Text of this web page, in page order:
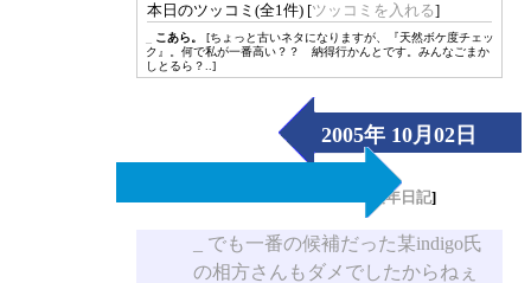
本日のツッコミ(全1件) [ツッコミを入れる]
こあら。
[ちょっと古いネタになりますが、『天然ボケ度チェッ
ク』。何で私が一番高い？？ 納得行かんとです。みんなごまか
しとるら？..]
2005年 10月02日
（Sun）
長年日記]
でも一番の候補だった某indigo氏
の相方さんもダメでしたからねぇ